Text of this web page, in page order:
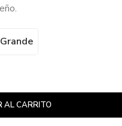
Grande
AL CARRITO